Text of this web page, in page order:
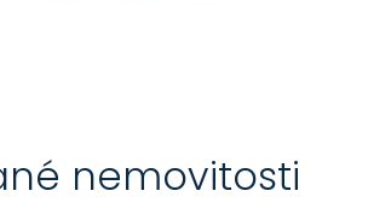
nemovitosti